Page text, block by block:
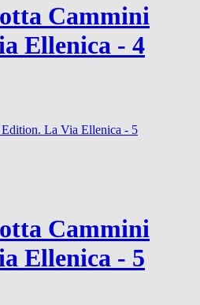
Cammini
Ellenica - 4
Cammini
Ellenica - 5